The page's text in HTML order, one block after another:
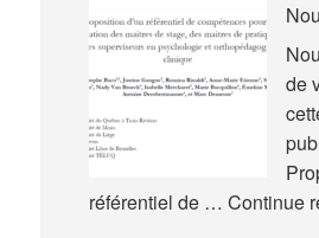
–
Congrès
l’Actualité
la
de
référentiel de … Continue